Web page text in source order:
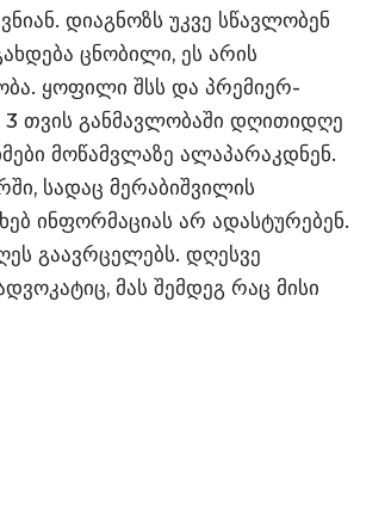
დიაგნოზს უკვე სწავლობენ
ცნობილი, ეს არის
ყოფილი შსს და პრემიერ-
თვის განმავლობაში დღითიდღე
მოწამვლაზე ალაპარაკდნენ.
სადაც მერაბიშვილის
ინფორმაციას არ ადასტურებენ.
გაავრცელებს. დღესვე
მას შემდეგ რაც მისი